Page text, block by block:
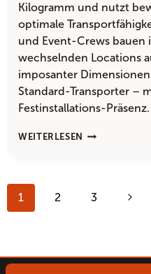
Kilogramm und nutzt
optimale
und Event-Crews
wechselnden Locations
imposanter
Standard-Transporter –
Festinstallations-Präsenz.
WEITERLESEN
IST
NOCH
Seitennavigation
1 2 3